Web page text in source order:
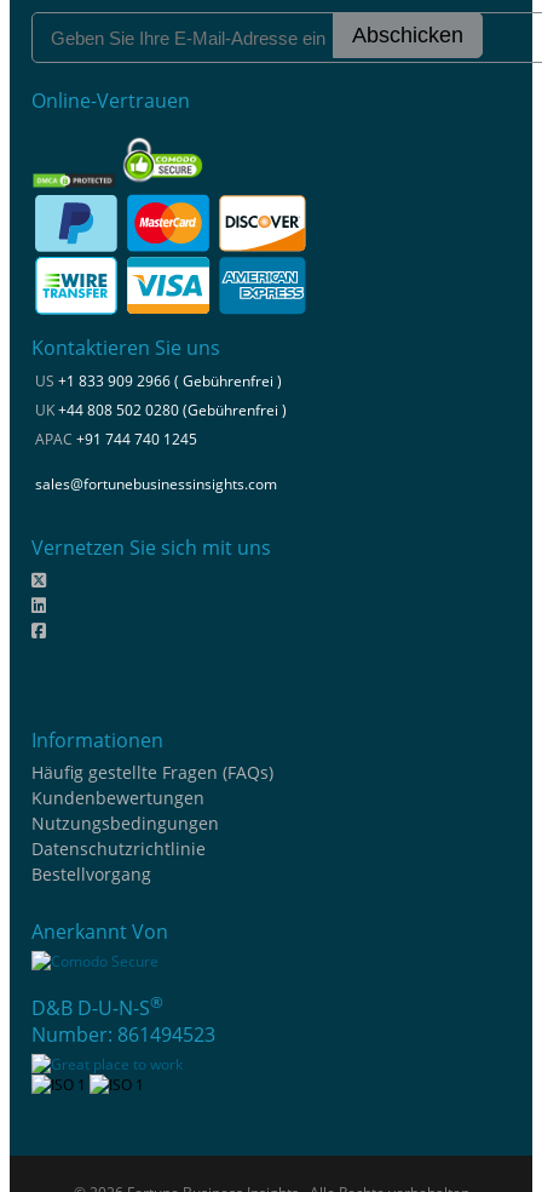
Abschicken
Online-Vertrauen
Kontaktieren Sie uns
US +1 833 909 2966 ( Gebührenfrei )
UK+44 808 502 0280 (Gebührenfrei )
APAC +91 744 740 1245
sales@fortunebusinessinsights.com
Vernetzen Sie sich mit uns
Informationen
Häufig gestellte Fragen (FAQs)
Kundenbewertungen
Nutzungsbedingungen
Datenschutzrichtlinie
Bestellvorgang
Anerkannt Von
D&B D-U-N-S®
Number: 861494523